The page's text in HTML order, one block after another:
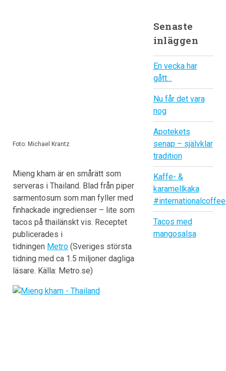
Foto: Michael Krantz
Mieng kham är en smårätt som
serveras i Thailand. Blad från piper
sarmentosum som man fyller med
finhackade ingredienser – lite som
tacos på thailänskt vis. Receptet
publicerades i
tidningen Metro (Sveriges största
tidning med ca 1.5 miljoner dagliga
läsare. Källa: Metro.se)
Senaste
inläggen
En vecka har
gått…
Nu får det vara
nog
Apotekets
senap – självklar
tradition
Kaffe- &
karamellkaka
Tacos med
mangosalsa